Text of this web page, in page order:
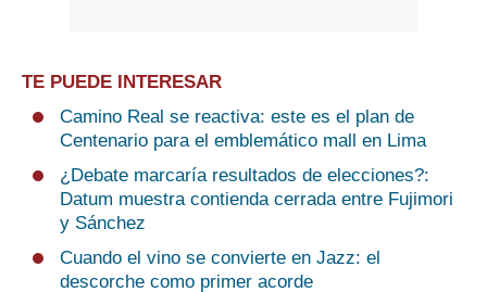
TE PUEDE INTERESAR
Camino Real se reactiva: este es el plan de
Centenario para el emblemático mall en Lima
¿Debate marcaría resultados de elecciones?:
Datum muestra contienda cerrada entre Fujimori
y Sánchez
Cuando el vino se convierte en Jazz: el
descorche como primer acorde